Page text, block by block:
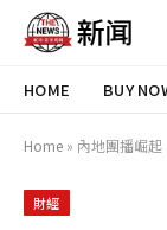
HOME BUY
Home » 內地團播崛
財經